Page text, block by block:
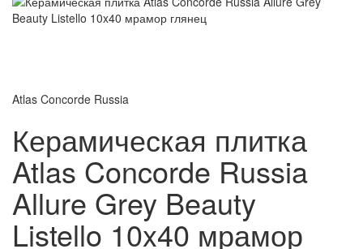
Atlas Concorde Russia
Керамическая плитка
Atlas Concorde Russia
Allure Grey Beauty
Listello 10x40 мрамор